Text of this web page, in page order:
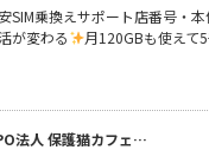
SIM乗換えサポート店番号・
が変わる
月120GBも使えて
法人 保護猫カフェ…